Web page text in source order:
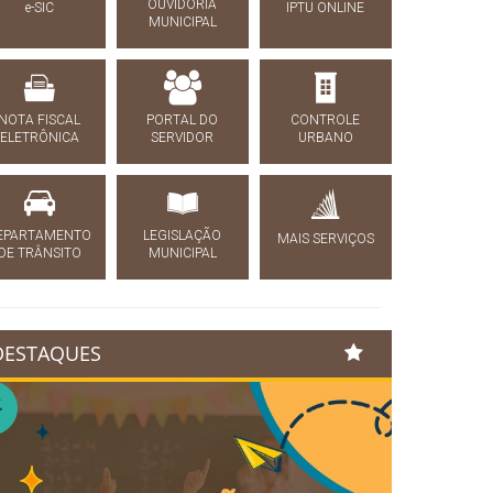
e-SIC
OUVIDORIA
MUNICIPAL
IPTU ONLINE
FISCAL
ELETRÔNICA
PORTAL DO
SERVIDOR
CONTROLE
URBANO
TRÂNSITO
LEGISLAÇÃO
MUNICIPAL
MAIS SERVIÇOS